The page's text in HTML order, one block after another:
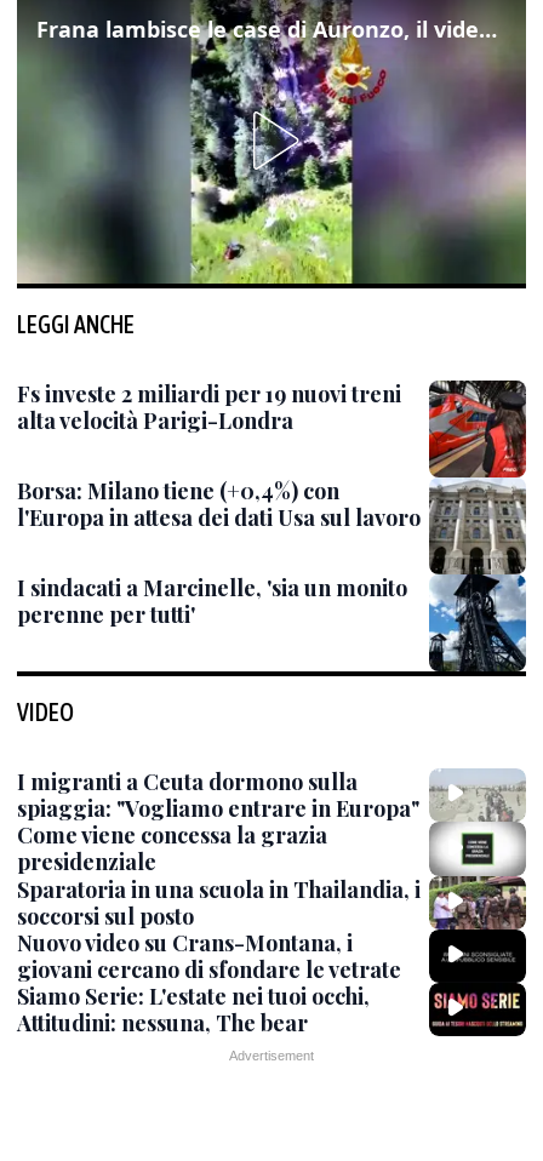
Frana lambisce le case di Auronzo, il video dall'elicottero dei vigili del fuoco
LEGGI ANCHE
Fs investe 2 miliardi per 19 nuovi treni
alta velocità Parigi-Londra
Borsa: Milano tiene (+0,4%) con
l'Europa in attesa dei dati Usa sul lavoro
I sindacati a Marcinelle, 'sia un monito
perenne per tutti'
VIDEO
I migranti a Ceuta dormono sulla
spiaggia: "Vogliamo entrare in Europa"
Come viene concessa la grazia
presidenziale
Sparatoria in una scuola in Thailandia, i
soccorsi sul posto
Nuovo video su Crans-Montana, i
giovani cercano di sfondare le vetrate
Siamo Serie: L'estate nei tuoi occhi,
Attitudini: nessuna, The bear